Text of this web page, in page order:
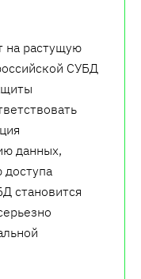
на растущую
СУБД
данных,
доступа
становится